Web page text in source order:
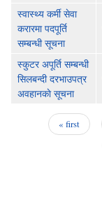
स्वास्थ्य कर्मी सेवा
करारमा पदपूर्ति
सम्बन्धी सूचना
स्कुटर अपूर्ति सम्बन्धी
सिलबन्दी दरभाउपत्र
अवहानकाे सूचना
« first